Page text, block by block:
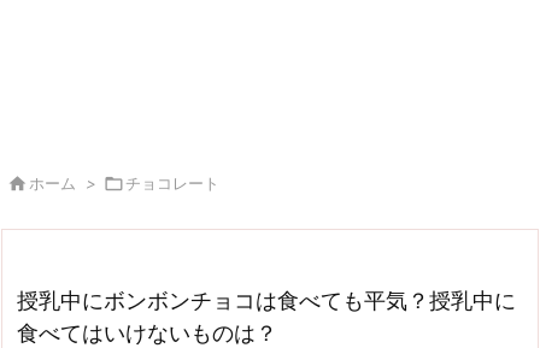
 ホーム > チョコレート
授乳中にボンボンチョコは食べても平気？授乳中に
食べてはいけないものは？